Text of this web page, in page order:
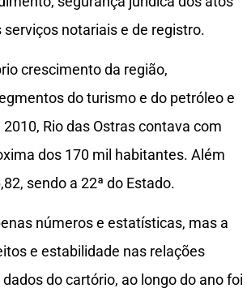
notariais e de registro.
crescimento da região,
do turismo e do petróleo e
Rio das Ostras contava com
dos 170 mil habitantes. Além
sendo a 22ª do Estado.
números e estatísticas, mas a
e estabilidade nas relações
do cartório, ao longo do ano foi